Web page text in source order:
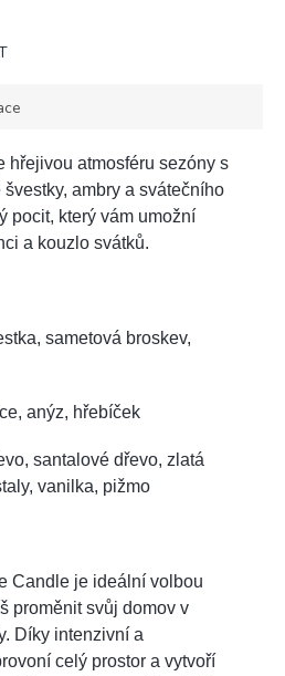
hřejivou atmosféru sezóny s
ambry a svátečního
pocit, který vám umožní
a kouzlo svátků.
sametová broskev,
anýz, hřebíček
santalové dřevo, zlatá
vanilka, pižmo
Candle je ideální volbou
proměnit svůj domov v
Díky intenzivní a
celý prostor a vytvoří